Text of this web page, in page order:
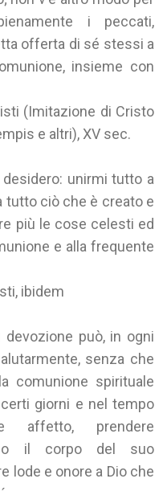
i peccati,
offerta di sé stessi a
insieme con
(Imitazione di Cristo
e altri), XV sec.
unirmi tutto a
tutto ciò che è creato e
più le cose celesti ed
e alla frequente
ibidem
può, in ogni
senza che
comunione spirituale
giorni e nel tempo
affetto, prendere
il corpo del suo
lode e onore a Dio che